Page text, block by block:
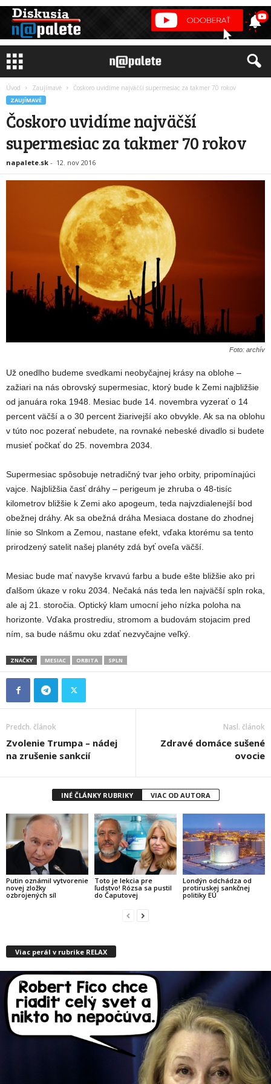
Úvod Zaujímavé Čoskoro uvidíme najväčší supermesiac za takmer 70 rokov
ZAUJÍMAVÉ
Čoskoro uvidíme najväčší
supermesiac za takmer 70 rokov
napalete.sk - 12. nov 2016
Foto: archív
Už onedlho budeme svedkami neobyčajnej krásy na oblohe –
zažiari na nás obrovský supermesiac, ktorý bude k Zemi najbližšie
od januára roka 1948. Mesiac bude 14. novembra vyzerať o 14
percent väčší a o 30 percent žiarivejší ako obvykle. Ak sa na oblohu
v túto noc pozerať nebudete, na rovnaké nebeské divadlo si budete
musieť počkať do 25. novembra 2034.
Supermesiac spôsobuje netradičný tvar jeho orbity, pripomínajúci
vajce. Najbližšia časť dráhy – perigeum je zhruba o 48-tisíc
kilometrov bližšie k Zemi ako apogeum, teda najvzdialenejší bod
obežnej dráhy. Ak sa obežná dráha Mesiaca dostane do zhodnej
línie so Slnkom a Zemou, nastane efekt, vďaka ktorému sa tento
prirodzený satelit našej planéty zdá byť oveľa väčší.
Mesiac bude mať navyše krvavú farbu a bude ešte bližšie ako pri
ďalšom úkaze v roku 2034. Nečaká nás teda len najväčší spln roka,
ale aj 21. storočia. Optický klam umocní jeho nízka poloha na
horizonte. Vďaka prostrediu, stromom a budovám stojacim pred
ním, sa bude nášmu oku zdať nezvyčajne veľký.
ZNAČKY MESIAC ORBITA SPLN
Predch. článok
Zvolenie Trumpa – nádej
na zrušenie sankcií
Nasl. článok
Zdravé domáce sušené
ovocie
INÉ ČLÁNKY RUBRIKY VIAC OD AUTORA
Putin oznámil vytvorenie
novej zložky
ozbrojených síl
Toto je lekcia pre
ľudstvo! Rózsa sa pustil
do Čaputovej
Londýn odchádza od
protiruskej sankčnej
politiky EÚ
Viac perál v rubrike RELAX